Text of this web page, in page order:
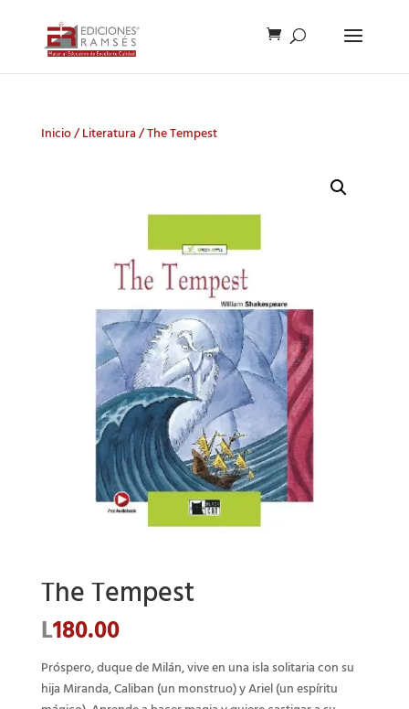
Inicio/Literatura/ The Tempest
The Tempest
L180.00
Próspero, duque de Milán, vive en una isla solitaria con su
hija Miranda, Caliban (un monstruo) y Ariel (un espíritu